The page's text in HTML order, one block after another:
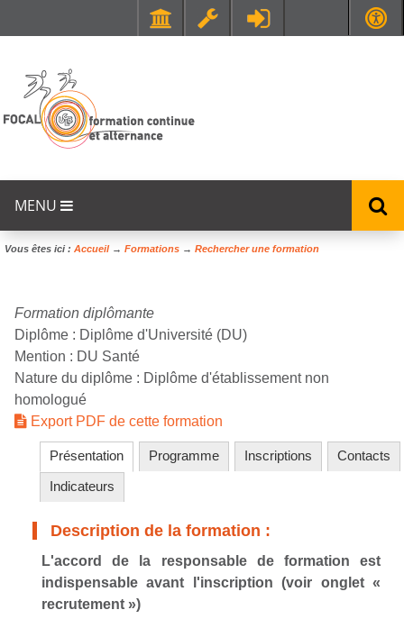
MENU
Vous êtes ici : Accueil→ Formations → Rechercher une formation
Formation diplômante
Diplôme : Diplôme d'Université (DU)
Mention : DU Santé
Nature du diplôme : Diplôme d'établissement non
homologué
Export PDF de cette formation
Présentation Programme Inscriptions
Contacts
Indicateurs
Description de la formation :
L'accord de la responsable de formation est
indispensable avant l'inscription (voir onglet «
recrutement »)